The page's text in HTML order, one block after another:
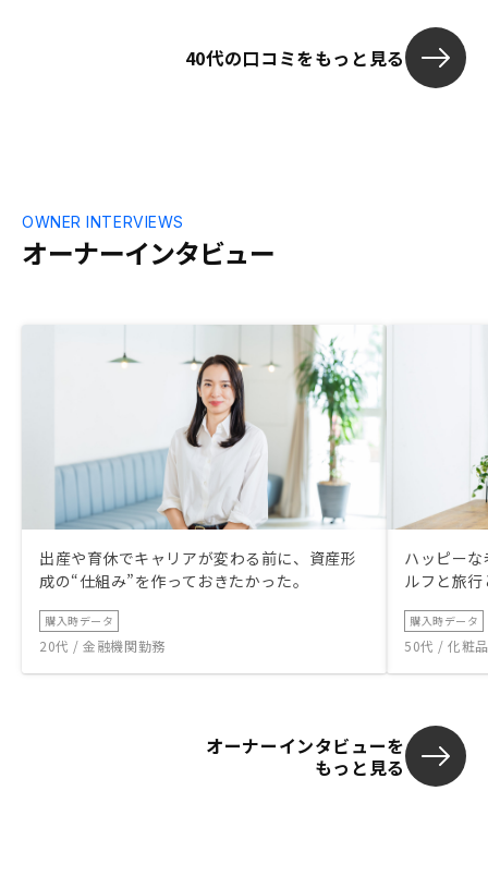
40代の口コミをもっと見る
オーナーインタビュー
OWNER INTERVIEWS
出産や育休でキャリアが変わる前に、資産形
成の“仕組み”を作っておきたかった。
購入時データ
20代 / 金融機関勤務
ハッピー
ルフと旅
購入時データ
50代 / 化粧
オーナーインタビューを
もっと見る